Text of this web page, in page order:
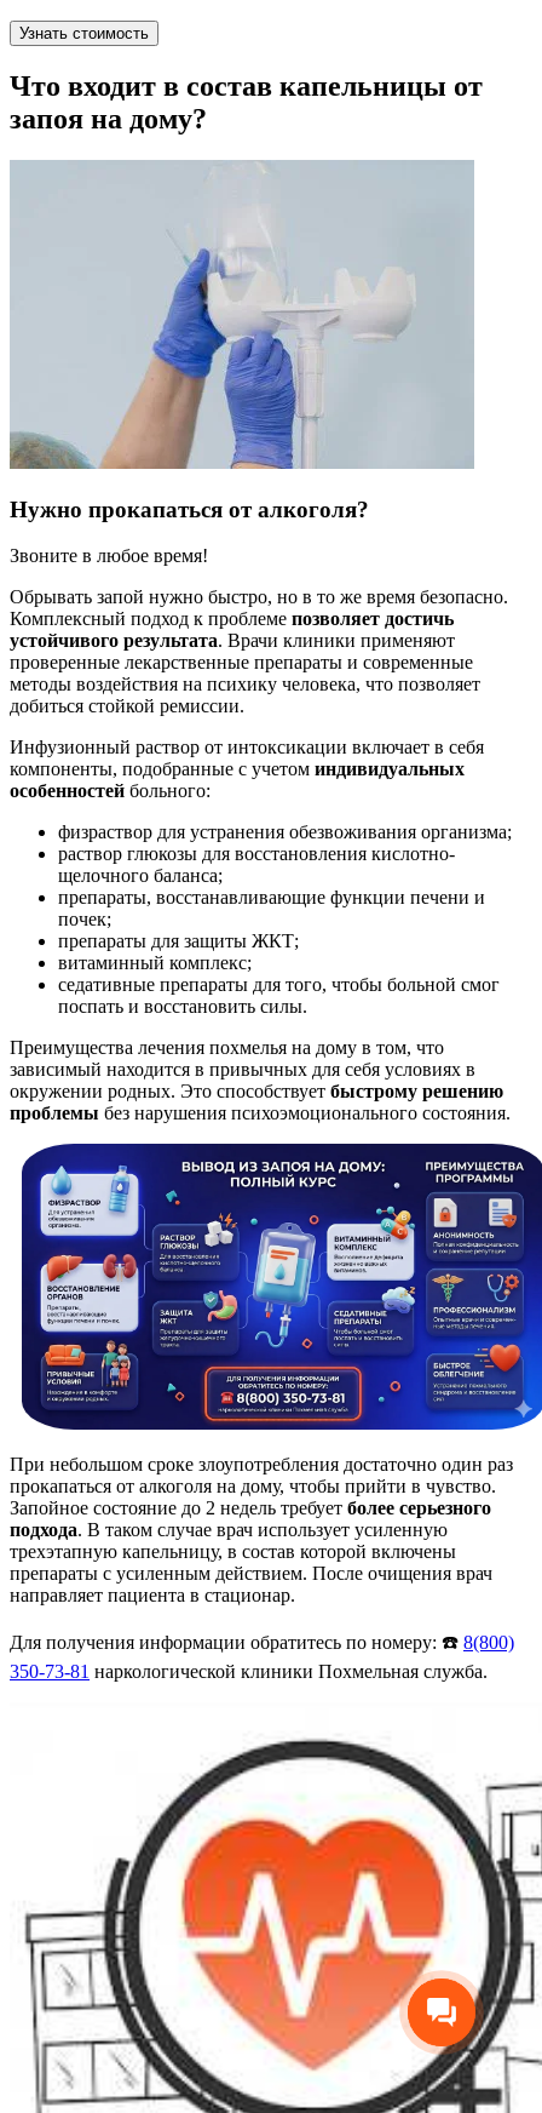
Узнать стоимость
Что входит в состав капельницы от
запоя на дому?
Нужно прокапаться от алкоголя?
Звоните в любое время!
Обрывать запой нужно быстро, но в то же время безопасно.
Комплексный подход к проблеме позволяет достичь
устойчивого результата. Врачи клиники применяют
проверенные лекарственные препараты и современные
методы воздействия на психику человека, что позволяет
добиться стойкой ремиссии.
Инфузионный раствор от интоксикации включает в себя
компоненты, подобранные с учетом индивидуальных
особенностей больного:
физраствор для устранения обезвоживания организма;
раствор глюкозы для восстановления кислотно-
щелочного баланса;
препараты, восстанавливающие функции печени и
почек;
препараты для защиты ЖКТ;
витаминный комплекс;
седативные препараты для того, чтобы больной смог
поспать и восстановить силы.
Преимущества лечения похмелья на дому в том, что
зависимый находится в привычных для себя условиях в
окружении родных. Это способствует быстрому решению
проблемы без нарушения психоэмоционального состояния.
При небольшом сроке злоупотребления достаточно один раз
прокапаться от алкоголя на дому, чтобы прийти в чувство.
Запойное состояние до 2 недель требует более серьезного
подхода. В таком случае врач использует усиленную
трехэтапную капельницу, в состав которой включены
препараты с усиленным действием. После очищения врач
направляет пациента в стационар.
Для получения информации обратитесь по номеру: ☎️ 8(800)
350-73-81 наркологической клиники Похмельная служба.